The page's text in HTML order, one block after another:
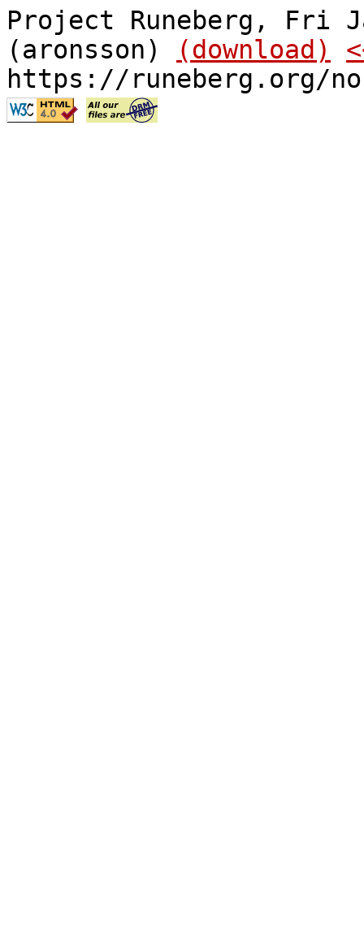
Project Runeberg, Fri
(aronsson)
(download)
https://runeberg.org/